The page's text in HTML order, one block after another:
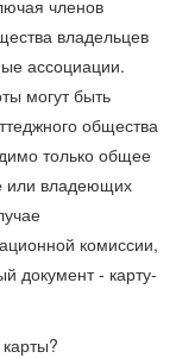
членов
владельцев
ассоциации.
могут быть
общества
только общее
или владеющих
комиссии,
документ - карту-